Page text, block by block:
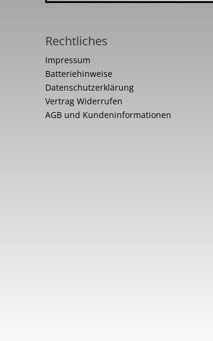
Rechtliches
Impressum
Batteriehinweise
Datenschutzerklärung
Vertrag Widerrufen
AGB und Kundeninformationen